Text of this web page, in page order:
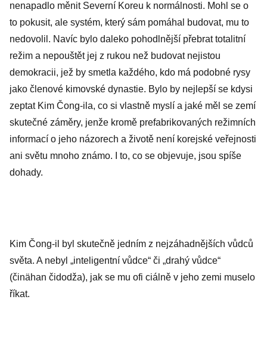
nenapadlo měnit Severní Koreu k normálnosti. Mohl se o
to pokusit, ale systém, který sám pomáhal budovat, mu to
nedovolil. Navíc bylo daleko pohodlnější přebrat totalitní
režim a nepouštět jej z rukou než budovat nejistou
demokracii, jež by smetla každého, kdo má podobné rysy
jako členové kimovské dynastie. Bylo by nejlepší se kdysi
zeptat Kim Čong-ila, co si vlastně myslí a jaké měl se zemí
skutečné záměry, jenže kromě prefabrikovaných režimních
informací o jeho názorech a životě není korejské veřejnosti
ani světu mnoho známo. I to, co se objevuje, jsou spíše
dohady.
Kim Čong-il byl skutečně jedním z nejzáhadnějších vůdců
světa. A nebyl „inteligentní vůdce“ či „drahý vůdce“
(činähan čidodža), jak se mu ofi ciálně v jeho zemi muselo
říkat.